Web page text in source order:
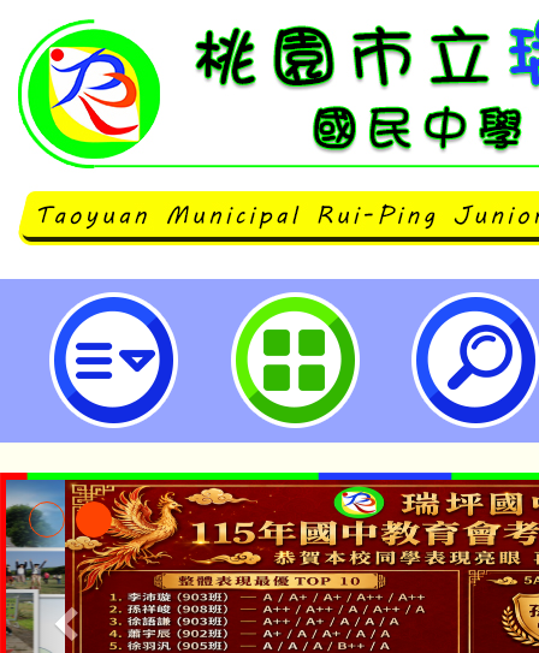
主旨：轉知桃園市女童軍會辦理
選拔及獎勵辦法一案，請符合資格
加，請查照。-桃園市立瑞坪國民中